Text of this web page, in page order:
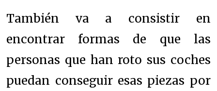
También va a consistir en
encontrar formas de que las
personas que han roto sus coches
puedan conseguir esas piezas por